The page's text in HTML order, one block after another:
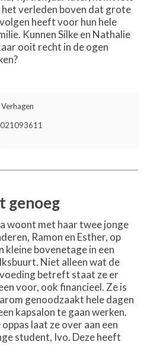
verleden boven dat grote
heeft voor hun hele
Kunnen Silke en Nathalie
ooit recht in de ogen
genoeg
woont met haar twee jonge
Ramon en Esther, op
kleine bovenetage in een
Niet alleen wat de
betreft staat ze er
voor, ook financieel. Ze is
genoodzaakt hele dagen
kapsalon te gaan werken.
oppas laat ze over aan een
student, Ivo. Deze heeft